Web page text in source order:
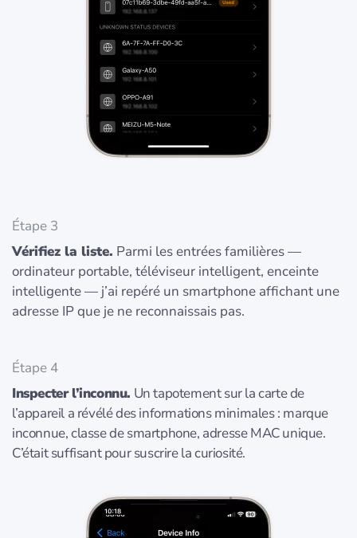
Étape 3
Vérifiez la liste. Parmi les entrées familières —
ordinateur portable, téléviseur intelligent, enceinte
intelligente — j’ai repéré un smartphone affichant une
adresse IP que je ne reconnaissais pas.
Étape 4
Inspecter l’inconnu. Un tapotement sur la carte de
l’appareil a révélé des informations minimales : marque
inconnue, classe de smartphone, adresse MAC unique.
C’était suffisant pour suscrire la curiosité.